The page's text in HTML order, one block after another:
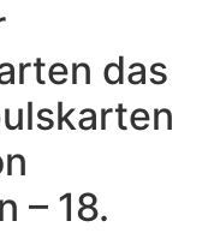
das
– 18.